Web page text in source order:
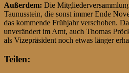
Außerdem: Die
Taunusstein, die sonst immer Ende
das kommende Frühjahr verschoben.
unverändert im Amt, auch Thomas
als Vizepräsident noch etwas länger
Teilen: